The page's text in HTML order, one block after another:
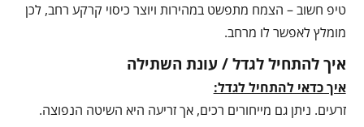
טיפ חשוב – הצמח מתפשט במהירות ויוצר כיסוי קרקע רחב, לכן
מומלץ לאפשר לו מרחב.
איך להתחיל לגדל / עונת השתילה
איך כדאי להתחיל לגדל:
זרעים. ניתן גם מייחורים רכים, אך זריעה היא השיטה הנפוצה.